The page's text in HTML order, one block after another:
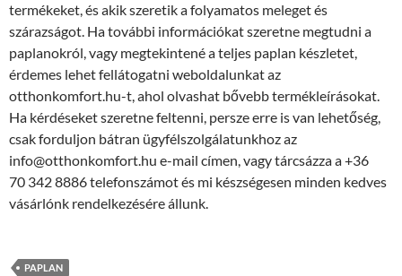
termékeket, és akik szeretik a folyamatos meleget és
szárazságot. Ha további információkat szeretne megtudni a
paplanokról, vagy megtekintené a teljes paplan készletet,
érdemes lehet fellátogatni weboldalunkat az
otthonkomfort.hu-t, ahol olvashat bővebb termékleírásokat.
Ha kérdéseket szeretne feltenni, persze erre is van lehetőség,
csak forduljon bátran ügyfélszolgálatunkhoz az
info@otthonkomfort.hu e-mail címen, vagy tárcsázza a +36
70 342 8886 telefonszámot és mi készségesen minden kedves
vásárlónk rendelkezésére állunk.
PAPLAN